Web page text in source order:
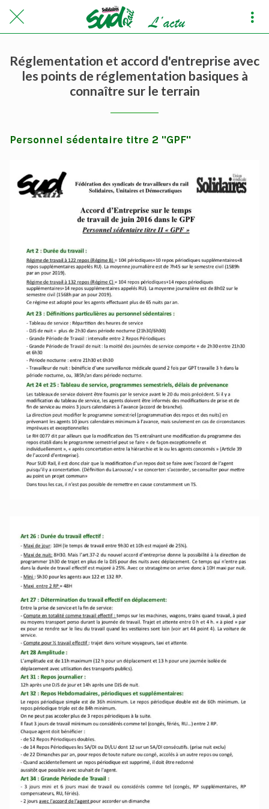
Réglementation et accord d'entreprise avec
les points de réglementation basiques à
connaître sur le terrain
Personnel sédentaire titre 2 "GPF"